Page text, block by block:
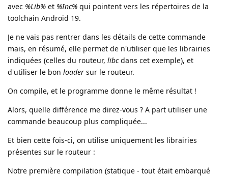
avec %Lib% et %Inc% qui pointent vers les répertoires de la
toolchain Android 19.
Je ne vais pas rentrer dans les détails de cette commande
mais, en résumé, elle permet de n'utiliser que les librairies
indiquées (celles du routeur, libcdans cet exemple), et
d'utiliser le bon loader sur le routeur.
On compile, et le programme donne le même résultat !
Alors, quelle différence me direz-vous ? A part utiliser une
commande beaucoup plus compliquée...
Et bien cette fois-ci, on utilise uniquement les librairies
présentes sur le routeur :
Notre première compilation (statique - tout était embarqué